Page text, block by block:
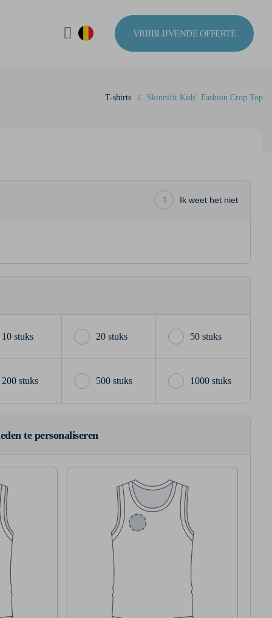
VRIJBLIJVENDE OFFERTE
T-shirts Skinnifit Kids` Fashion Crop Top
Ik weet het niet
10 stuks 20 stuks 50 stuks
200 stuks 500 stuks 1000 stuks
te personaliseren